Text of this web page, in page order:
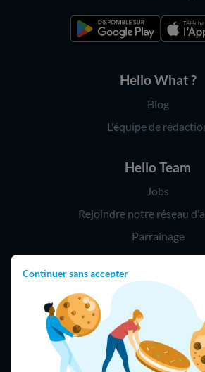
Continuer sans accepter
Hello What ?
Blog
L'équipe de
Hello Team
Jobs
Rejoindre notre réseau
Parrainage
Hello !
09 75 18 60 60
(8h-
75018 Paris